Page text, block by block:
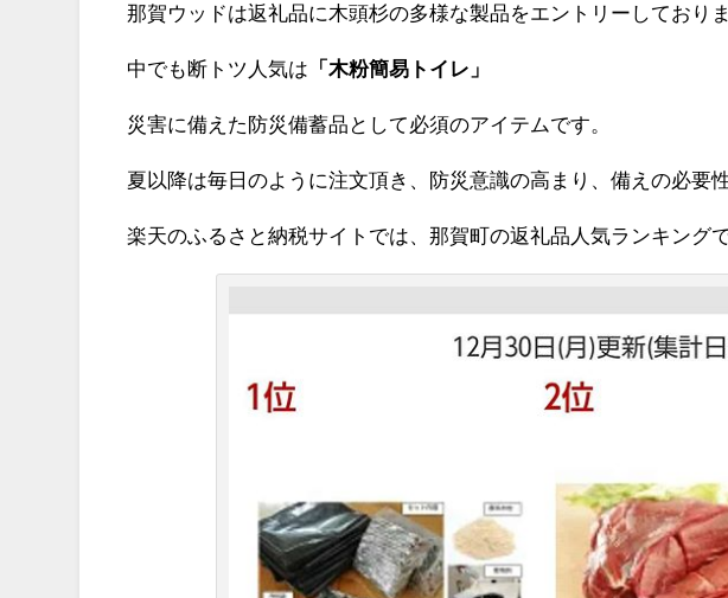
那賀ウッドは返礼品に木頭杉の多様な製品をエントリーしておりま
中でも断トツ人気は 「木粉簡易トイレ」
災害に備えた防災備蓄品として必須のアイテムです。
夏以降は毎日のように注文頂き、防災意識の高まり、備えの必要
楽天のふるさと納税サイトでは、那賀町の返礼品人気ランキング